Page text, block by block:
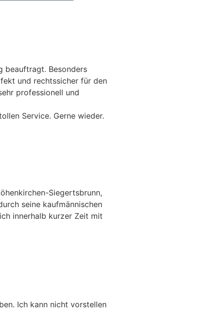
beauftragt. Besonders
und rechtssicher für den
professionell und
Service. Gerne wieder.
Siegertsbrunn,
seine kaufmännischen
innerhalb kurzer Zeit mit
Ich kann nicht vorstellen